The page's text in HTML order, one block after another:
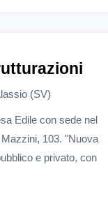
(SV)
Edile con sede nel
103. "Nuova
e privato, con